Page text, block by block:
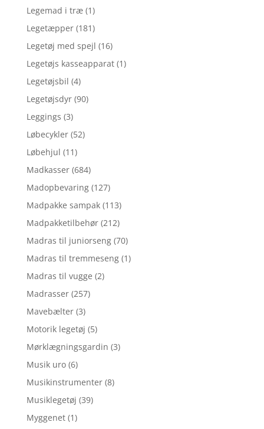
Legemad i træ (1)
Legetæpper (181)
Legetøj med spejl (16)
Legetøjs kasseapparat (1)
Legetøjsbil (4)
Legetøjsdyr (90)
Leggings (3)
Løbecykler (52)
Løbehjul (11)
Madkasser (684)
Madopbevaring (127)
Madpakke sampak (113)
Madpakketilbehør (212)
Madras til juniorseng (70)
Madras til tremmeseng (1)
Madras til vugge (2)
Madrasser (257)
Mavebælter (3)
Motorik legetøj (5)
Mørklægningsgardin (3)
Musik uro (6)
Musikinstrumenter (8)
Musiklegetøj (39)
Myggenet (1)